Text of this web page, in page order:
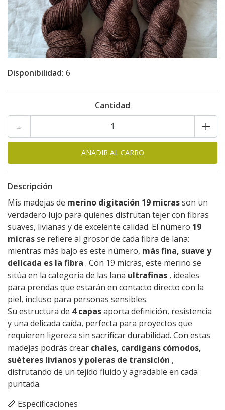
Disponibilidad: 6
Cantidad
+
-
Descripción
Mis madejas de merino digitación 19 micrasson un
verdadero lujo para quienes disfrutan tejer con fibras
suaves, livianas y de excelente calidad. El número 19
micrasse refiere al grosor de cada fibra de lana:
mientras más bajo es este número, más fina, suave y
delicada es la fibra . Con 19 micras, este merino se
sitúa en la categoría de las lana ultrafinas , ideales
para prendas que estarán en contacto directo con la
piel, incluso para personas sensibles.
Su estructura de 4 capasaporta definición, resistencia
y una delicada caída, perfecta para proyectos que
requieren ligereza sin sacrificar durabilidad. Con estas
madejas podrás crear chales, cardigans cómodos,
suéteres livianos y poleras de transición ,
disfrutando de un tejido fluido y agradable en cada
puntada.
📏 Especificaciones